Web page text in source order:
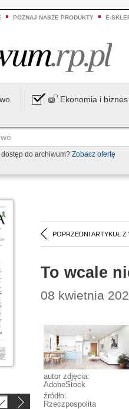
POZNAJ NASZE PRODUKTY E-
Ekonomia i biznes
do archiwum? Zobacz ofertę
POPRZEDNI ARTYKUŁ Z
To wcale
08 kwietnia
autor zdjęcia:
AdobeStock
źródło:
Rzeczpospolita